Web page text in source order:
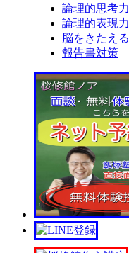
論理的思考力
論理的表現力
脳をきたえる
報告書対策